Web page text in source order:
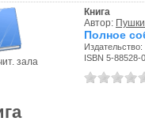
зала
Книга
Автор:
Полное
Издательство:
ISBN 5-88528-